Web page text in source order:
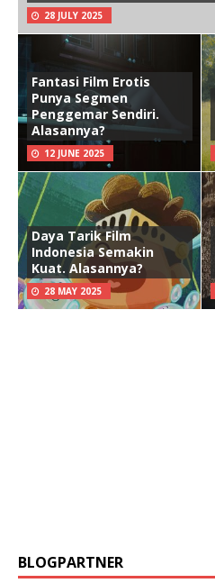
28 JULY 2025
Fantasi Film Erotis
Punya Segmen
Penggemar Sendiri.
Alasannya?
12 JUNE 2025
Daya Tarik Film
Indonesia Semakin
Kuat. Alasannya?
28 MAY 2025
BLOGPARTNER